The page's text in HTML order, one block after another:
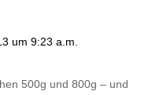
um 9:23 a.m.
500g und 800g – und